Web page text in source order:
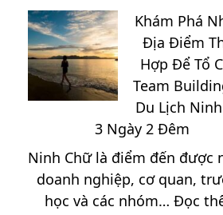
2
Khám Phá
Địa Điểm
Hợp Để Tổ
Team
Du Lịch
3 Ngày 2 Đêm
Ninh Chữ là điểm đến được
doanh nghiệp, cơ quan,
học và các nhóm… Đọc